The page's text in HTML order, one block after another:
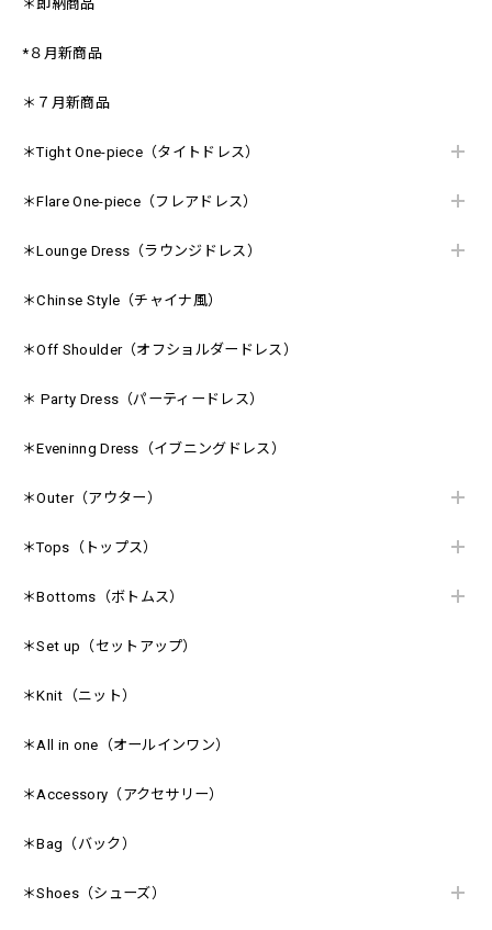
＊即納商品
*８月新商品
＊７月新商品
＊Tight One-piece（タイトドレス）
＊Flare One-piece（フレアドレス）
＊Lounge Dress（ラウンジドレス）
＊Chinse Style（チャイナ風）
＊Off Shoulder（オフショルダードレス）
＊ Party Dress（パーティードレス）
＊Eveninng Dress（イブニングドレス）
＊Outer（アウター）
＊Tops（トップス）
＊Bottoms（ボトムス）
＊Set up（セットアップ）
＊Knit（ニット）
＊All in one（オールインワン）
＊Accessory（アクセサリー）
＊Bag（バック）
＊Shoes（シューズ）